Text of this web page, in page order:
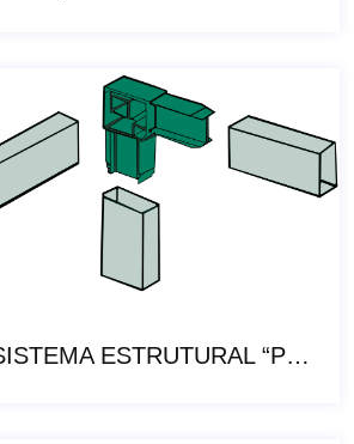
SISTEMA ESTRUTURAL “PERFIL RETANGULAR”